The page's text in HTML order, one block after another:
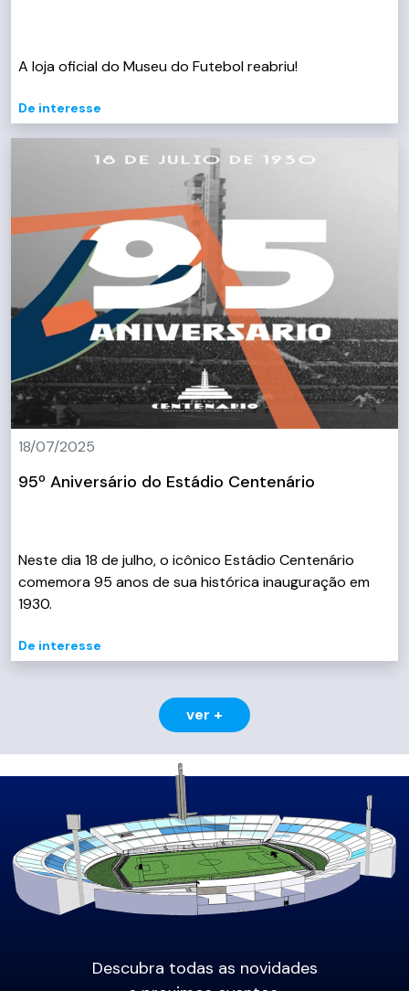
A loja oficial do Museu do Futebol reabriu!
De interesse
18/07/2025
95º Aniversário do Estádio Centenário
Neste dia 18 de julho, o icônico Estádio Centenário
comemora 95 anos de sua histórica inauguração em
1930.
De interesse
ver +
Descubra todas as novidades